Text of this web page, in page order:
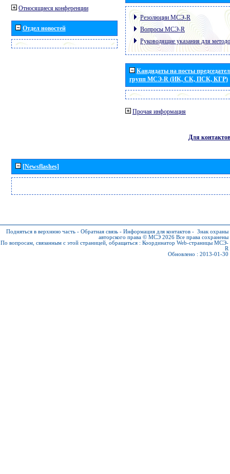
Относящиеся конференции
Отдел новостей
Резолюции МСЭ-R
Вопросы МСЭ-R
Руководящие указания для
Кандидаты на посты
групп МСЭ-R (ИК, СК, ПСК, КГР)
Прочая информация
Для контактов
[Newsflashes]
Подняться в верхнюю часть - Обратная связь - Информация для контактов - Знак охраны
авторского права © МСЭ 2026 Все права сохранены
По вопросам, связанным с этой страницей, обращаться : Координатор Web-страницы МСЭ-
R
Обновлено : 2013-01-30